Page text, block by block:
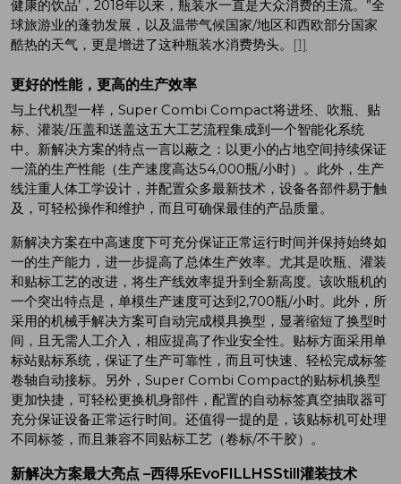
健康的饮品’，2018年以来，瓶装水一直是大众消费的主流。”全
球旅游业的蓬勃发展，以及温带气候国家/地区和西欧部分国家
酷热的天气，更是增进了这种瓶装水消费势头。
[1]
更好的性能，更高的生产效率
与上代机型一样，Super Combi Compact将进坯、吹瓶、贴
标、灌装/压盖和送盖这五大工艺流程集成到一个智能化系统
中。新解决方案的特点一言以蔽之：以更小的占地空间持续保证
一流的生产性能（生产速度高达54,000瓶/小时）。此外，生产
线注重人体工学设计，并配置众多最新技术，设备各部件易于触
及，可轻松操作和维护，而且可确保最佳的产品质量。
新解决方案在中高速度下可充分保证正常运行时间并保持始终如
一的生产能力，进一步提高了总体生产效率。尤其是吹瓶、灌装
和贴标工艺的改进，将生产线效率提升到全新高度。该吹瓶机的
一个突出特点是，单模生产速度可达到2,700瓶/小时。此外，所
采用的机械手解决方案可自动完成模具换型，显著缩短了换型时
间，且无需人工介入，相应提高了作业安全性。贴标方面采用单
标站贴标系统，保证了生产可靠性，而且可快速、轻松完成标签
卷轴自动接标。另外，Super Combi Compact的贴标机换型
更加快捷，可轻松更换机身部件，配置的自动标签真空抽取器可
充分保证设备正常运行时间。还值得一提的是，该贴标机可处理
不同标签，而且兼容不同贴标工艺（卷标/不干胶）。
新解决方案最大亮点 –西得乐EvoFILLHSStill灌装技术